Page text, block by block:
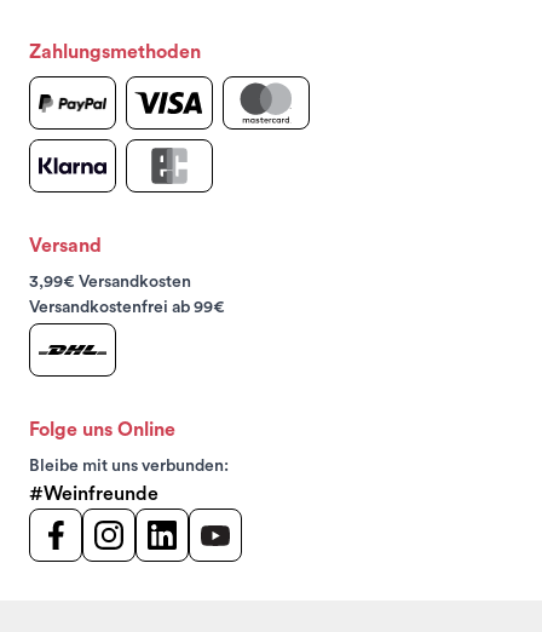
Zahlungsmethoden
Versand
3,99€ Versandkosten
Versandkostenfrei ab 99€
Folge uns Online
Bleibe mit uns verbunden:
#Weinfreunde